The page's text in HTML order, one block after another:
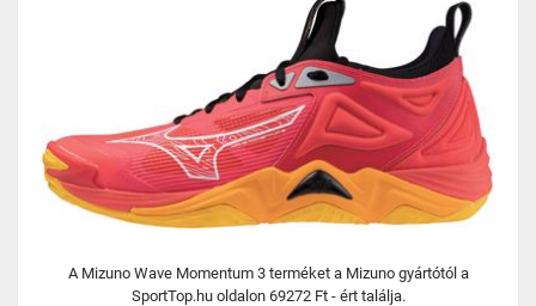
A Mizuno Wave Momentum 3 terméket a Mizuno gyártótól a
SportTop.hu oldalon 69272 Ft - ért találja.